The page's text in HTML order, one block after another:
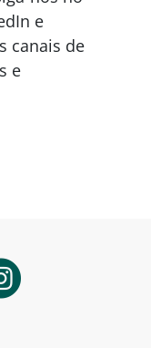
e
canais de
e